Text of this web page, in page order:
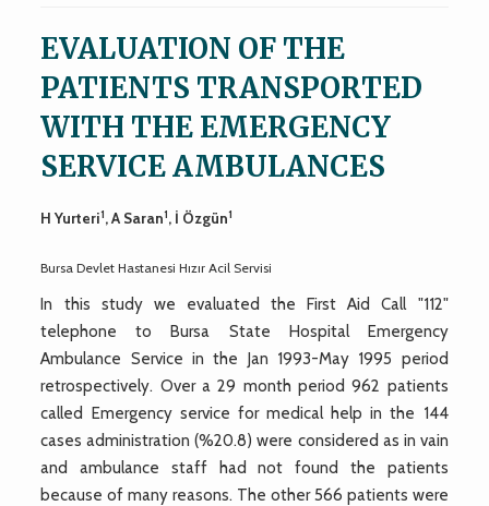
EVALUATION OF THE
PATIENTS TRANSPORTED
WITH THE EMERGENCY
SERVICE AMBULANCES
H Yurteri1, A Saran1, İ Özgün1
Bursa Devlet Hastanesi Hızır Acil Servisi
In this study we evaluated the First Aid Call "112"
telephone to Bursa State Hospital Emergency
Ambulance Service in the Jan 1993-May 1995 period
retrospectively. Over a 29 month period 962 patients
called Emergency service for medical help in the 144
cases administration (%20.8) were considered as in vain
and ambulance staff had not found the patients
because of many reasons. The other 566 patients were